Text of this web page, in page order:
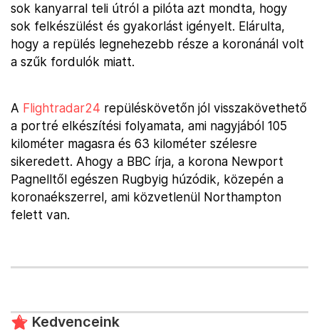
sok kanyarral teli útról a pilóta azt mondta, hogy
sok felkészülést és gyakorlást igényelt. Elárulta,
hogy a repülés legnehezebb része a koronánál volt
a szűk fordulók miatt.
A Flightradar24 repüléskövetőn jól visszakövethető
a portré elkészítési folyamata, ami nagyjából 105
kilométer magasra és 63 kilométer szélesre
sikeredett. Ahogy a BBC írja, a korona Newport
Pagnelltől egészen Rugbyig húzódik, közepén a
koronaékszerrel, ami közvetlenül Northampton
felett van.
Kedvenceink